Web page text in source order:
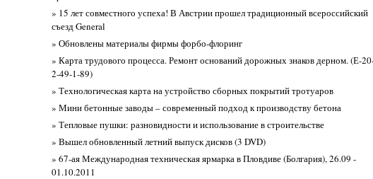
» 15 лет совместного успеха! В Австрии прошел традиционный всероссийский
съезд General
» Обновлены материалы фирмы форбо-флоринг
» Карта трудового процесса. Ремонт оснований дорожных знаков дерном. (Е-
2-49-1-89)
» Технологическая карта на устройство сборных покрытий тротуаров
» Мини бетонные заводы – современный подход к производству бетона
» Тепловые пушки: разновидности и использование в строительстве
» Вышел обновленный летний выпуск дисков (3 DVD)
» 67-ая Международная техническая ярмарка в Пловдиве (Болгария), 26.09 -
01.10.2011